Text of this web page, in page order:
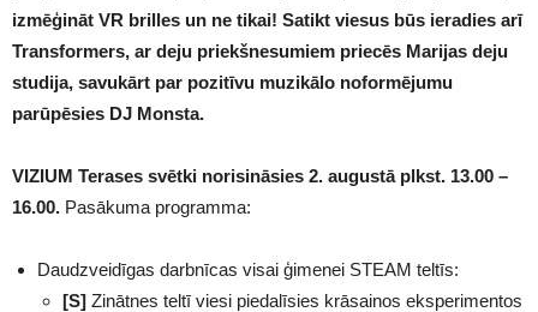
izmēģināt VR brilles un ne tikai! Satikt viesus būs ieradies arī
Transformers, ar deju priekšnesumiem priecēs Marijas deju
studija, savukārt par pozitīvu muzikālo noformējumu
parūpēsies DJ Monsta.
VIZIUM Terases svētki norisināsies 2. augustā plkst. 13.00 –
16.00. Pasākuma programma:
Daudzveidīgas darbnīcas visai ģimenei STEAM teltīs:
[S] Zinātnes teltī viesi piedalīsies krāsainos eksperimentos